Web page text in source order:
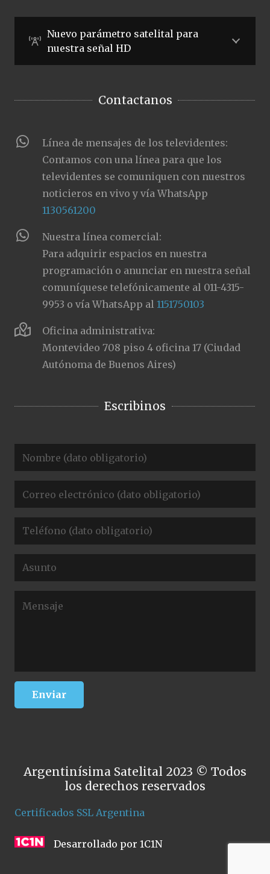
Nuevo parámetro satelital para
nuestra señal HD
Contactanos
Línea de mensajes de los televidentes:
Contamos con una línea para que los
televidentes se comuniquen con nuestros
noticieros en vivo y vía WhatsApp
1130561200
Nuestra línea comercial:
Para adquirir espacios en nuestra
programación o anunciar en nuestra señal
comuníquese telefónicamente al 011-4315-
9953 o vía WhatsApp al1151750103
Oficina administrativa:
Montevideo 708 piso 4 oficina 17 (Ciudad
Autónoma de Buenos Aires)
Escribinos
Argentinísima Satelital 2023 © Todos
los derechos reservados
Certificados SSL Argentina
Desarrollado por 1C1N